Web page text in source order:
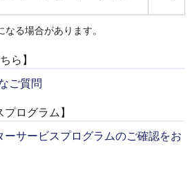
る場合があります。
ら】
ご質問
ログラム】
ーサービスプログラムのご確認をお